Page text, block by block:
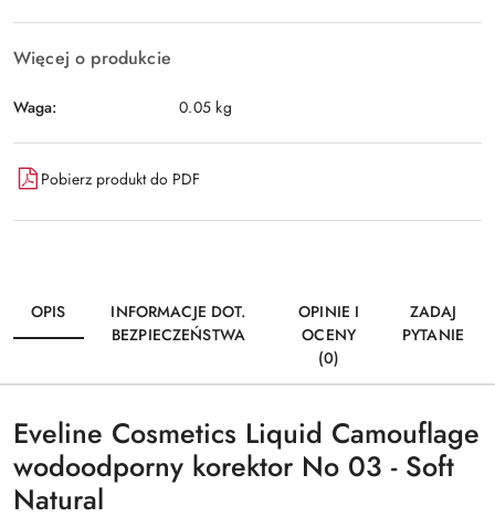
Więcej o produkcie
Waga: 0.05 kg
Pobierz produkt do PDF
OPIS
INFORMACJE DOT.
BEZPIECZEŃSTWA
OPINIE I
OCENY
(0)
ZADAJ
PYTANIE
Eveline Cosmetics Liquid Camouflage
wodoodporny korektor No 03 - Soft
Natural